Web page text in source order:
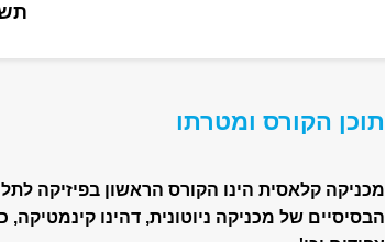
תוכן הקורס ומטרתו
מכניקה קלאסית הינו הקורס הראשון בפיזיקה
הבסיסיים של מכניקה ניוטונית, דהינו